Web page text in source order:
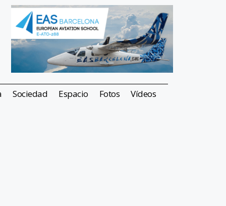
Sociedad Espacio Fotos Vídeos